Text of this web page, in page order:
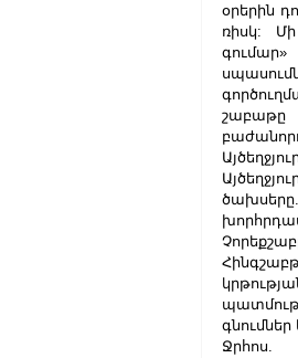
օրերին
ռիսկ:
շաբաթը
Ջրհոս.